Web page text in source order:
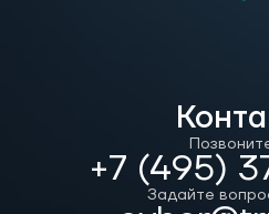
+7 (495)
Задайте